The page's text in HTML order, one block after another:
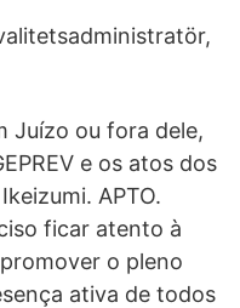
Juízo ou fora dele,
e os atos dos
APTO.
ficar atento à
o pleno
ativa de todos